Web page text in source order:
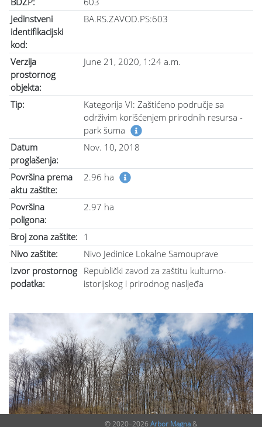
Jedinstveni
identifikacijski
kod:
BA.RS.ZAVOD.PS:603
Verzija
prostornog
objekta:
June 21, 2020, 1:24 a.m.
Tip:
Kategorija VI: Zaštićeno područje sa
održivim korišćenjem prirodnih resursa -
park šuma
Datum
proglašenja:
Nov. 10, 2018
Površina prema
aktu zaštite:
2.96 ha
Površina
poligona:
2.97 ha
Broj zona zaštite: 1
Nivo zaštite:
Nivo Jedinice Lokalne Samouprave
Izvor prostornog
podatka:
Republički zavod za zaštitu kulturno-
istorijskog i prirodnog nasljeđa
© 2020–2026 Arbor Magna&